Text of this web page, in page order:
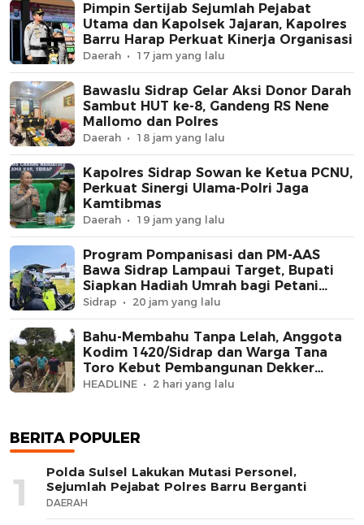
Pimpin Sertijab Sejumlah Pejabat
Utama dan Kapolsek Jajaran, Kapolres
Barru Harap Perkuat Kinerja Organisasi
Daerah 17 jam yang lalu
Bawaslu Sidrap Gelar Aksi Donor Darah
Sambut HUT ke-8, Gandeng RS Nene
Mallomo dan Polres
Daerah 18 jam yang lalu
Kapolres Sidrap Sowan ke Ketua PCNU,
Perkuat Sinergi Ulama-Polri Jaga
Kamtibmas
Daerah 19 jam yang lalu
Program Pompanisasi dan PM-AAS
Bawa Sidrap Lampaui Target, Bupati
Siapkan Hadiah Umrah bagi Petani
Berprestasi
Sidrap 20 jam yang lalu
Bahu-Membahu Tanpa Lelah, Anggota
Kodim 1420/Sidrap dan Warga Tana
Toro Kebut Pembangunan Dekker
Jembatan Beton
HEADLINE 2 hari yang lalu
BERITA POPULER
1
Polda Sulsel Lakukan Mutasi Personel,
Sejumlah Pejabat Polres Barru Berganti
DAERAH